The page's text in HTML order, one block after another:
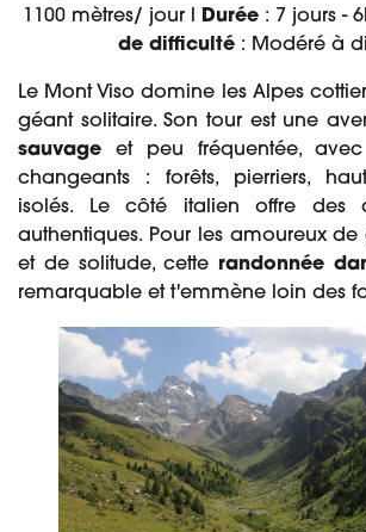
1100 mètres/ jour l Durée : 7 jours -
de difficulté : Modéré à
Le Mont Viso domine les Alpes
géant solitaire. Son tour est une
sauvage et peu fréquentée,
changeants : forêts, pierriers,
isolés. Le côté italien offre des
authentiques. Pour les amoureux
et de solitude, cette randonnée
remarquable et t'emmène loin des